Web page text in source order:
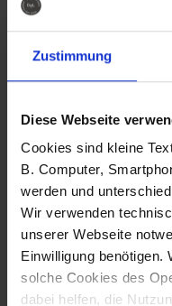
Zustimmung
Diese Webseite
Cookies sind kleine
B. Computer,
werden und
Wir verwenden
unserer Webseite
Einwilligung benötigen.
solche Cookies des
dabei helfen, die
Fotografo: Lorenz
Sternbach
Download